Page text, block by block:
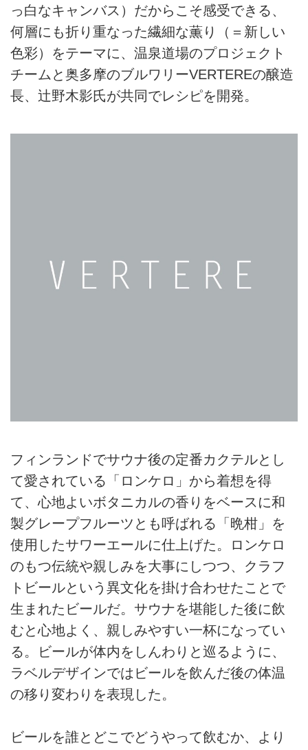
っ白なキャンバス）だからこそ感受できる、
何層にも折り重なった繊細な薫り（＝新しい
色彩）をテーマに、温泉道場のプロジェクト
チームと奥多摩のブルワリーVERTEREの醸造
長、辻野木影氏が共同でレシピを開発。
フィンランドでサウナ後の定番カクテルとし
て愛されている「ロンケロ」から着想を得
て、心地よいボタニカルの香りをベースに和
製グレープフルーツとも呼ばれる「晩柑」を
使用したサワーエールに仕上げた。ロンケロ
のもつ伝統や親しみを大事にしつつ、クラフ
トビールという異文化を掛け合わせたことで
生まれたビールだ。サウナを堪能した後に飲
むと心地よく、親しみやすい一杯になってい
る。ビールが体内をしんわりと巡るように、
ラベルデザインではビールを飲んだ後の体温
の移り変わりを表現した。
ビールを誰とどこでどうやって飲むか、より